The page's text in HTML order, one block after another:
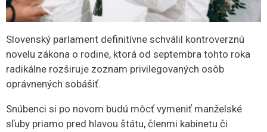
​Slovenský parlament definitívne schválil kontroverznú
novelu zákona o rodine, ktorá od septembra tohto roka
radikálne rozširuje zoznam privilegovaných osôb
oprávnených sobášiť.
Snúbenci si po novom budú môcť vymeniť manželské
sľuby priamo pred hlavou štátu, členmi kabinetu či